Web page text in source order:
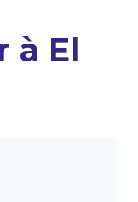
à El